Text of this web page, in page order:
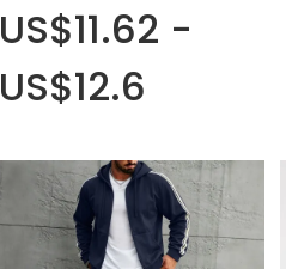
US$11.62 -
US$12.6